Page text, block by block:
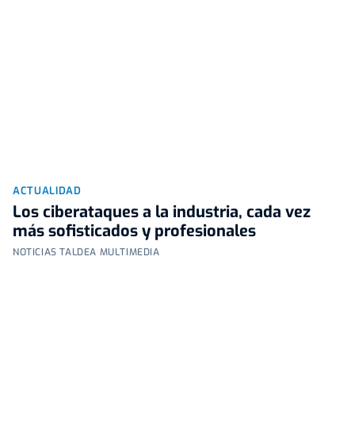
ACTUALIDAD
Los ciberataques a la industria, cada vez
más sofisticados y profesionales
NOTICIAS TALDEA MULTIMEDIA